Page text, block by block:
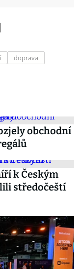
doprava
obchodní
k Českým
středočeští